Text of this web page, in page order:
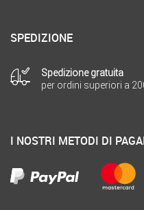
SPEDIZIONE
Spedizione gratuita
per ordini superiori a
I NOSTRI METODI DI